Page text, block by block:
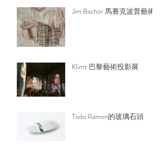
Jim Bachor 馬賽克波普藝術
Klimt 巴黎藝術投影展
Todo Ramon的玻璃石頭